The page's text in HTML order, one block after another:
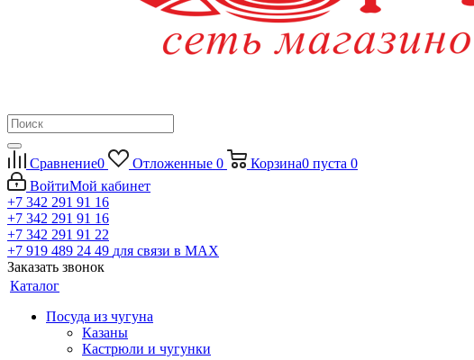
Сравнение0 Отложенные 0 Корзина0 пуста 0
ВойтиМой кабинет
+7 342 291 91 16
+7 342 291 91 16
+7 342 291 91 22
+7 919 489 24 49 для связи в МАХ
Заказать звонок
Каталог
Посуда из чугуна
Казаны
Кастрюли и чугунки